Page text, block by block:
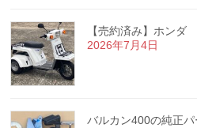
【売約済み】ホンダ
2026年7月4日
バルカン400の純正パ